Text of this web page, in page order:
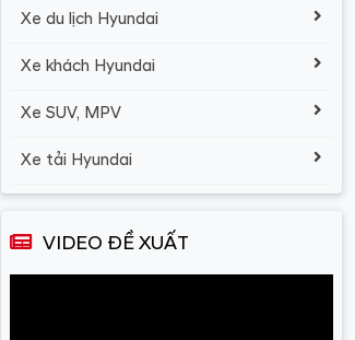
Xe du lịch Hyundai
Xe khách Hyundai
Xe SUV, MPV
Xe tải Hyundai
VIDEO ĐỀ XUẤT